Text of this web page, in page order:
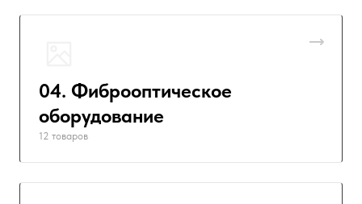
04. Фиброоптическое
оборудование
12 товаров